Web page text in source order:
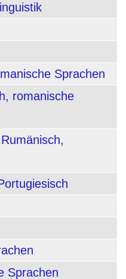
Sprachen
romanische
Sprachen